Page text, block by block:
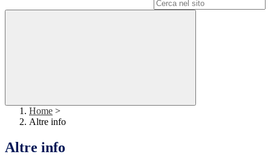
Home >
Altre info
Altre info